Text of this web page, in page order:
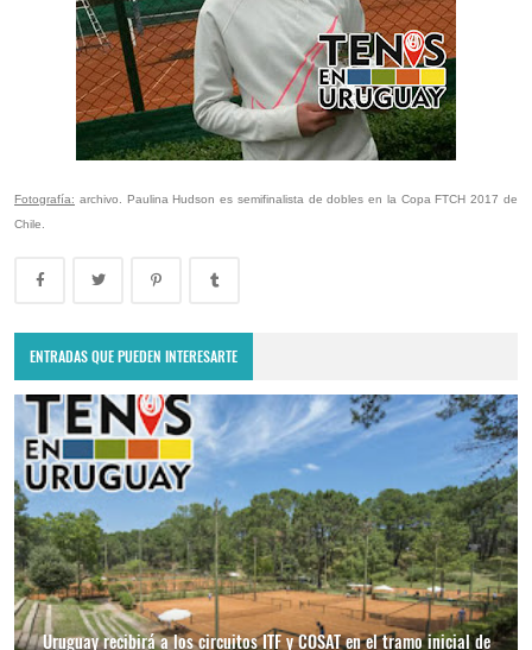
Fotografía: archivo. Paulina Hudson es semifinalista de dobles en la Copa FTCH 2017 de
Chile.
ENTRADAS QUE PUEDEN INTERESARTE
Uruguay recibirá a los circuitos ITF y COSAT en el tramo inicial de